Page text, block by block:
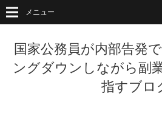
国家公務員が内部告発
ングダウンしながら副
指すブロ
メニュー